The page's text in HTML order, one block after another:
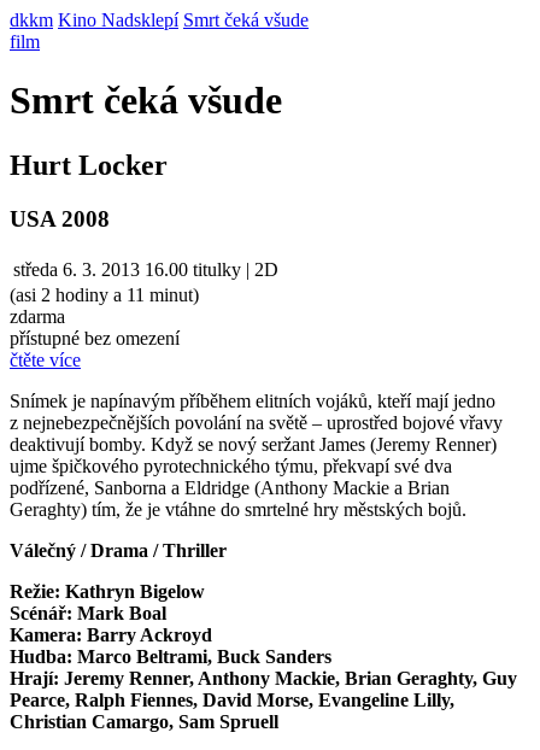
dkkm Kino Nadsklepí Smrt čeká všude
film
Smrt čeká všude
Hurt Locker
USA 2008
středa 6. 3. 2013 16.00 titulky | 2D
(asi 2 hodiny a 11 minut)
zdarma
přístupné bez omezení
čtěte více
Snímek je napínavým příběhem elitních vojáků, kteří mají jedno
z nejnebezpečnějších povolání na světě – uprostřed bojové vřavy
deaktivují bomby. Když se nový seržant James (Jeremy Renner)
ujme špičkového pyrotechnického týmu, překvapí své dva
podřízené, Sanborna a Eldridge (Anthony Mackie a Brian
Geraghty) tím, že je vtáhne do smrtelné hry městských bojů.
Válečný / Drama / Thriller
Režie: Kathryn Bigelow
Scénář: Mark Boal
Kamera: Barry Ackroyd
Hudba: Marco Beltrami, Buck Sanders
Hrají: Jeremy Renner, Anthony Mackie, Brian Geraghty, Guy
Pearce, Ralph Fiennes, David Morse, Evangeline Lilly,
Christian Camargo, Sam Spruell